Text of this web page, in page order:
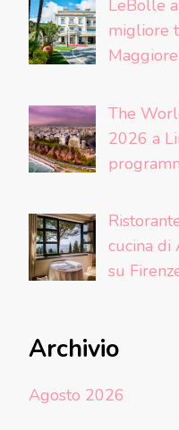
LeBolle
migliore
Maggiore
The
2026 a
cucina di
su
Archivio
Agosto 2026